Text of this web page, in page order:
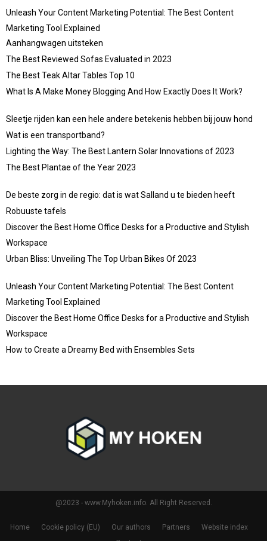
Unleash Your Content Marketing Potential: The Best Content
Marketing Tool Explained
Aanhangwagen uitsteken
The Best Reviewed Sofas Evaluated in 2023
The Best Teak Altar Tables Top 10
What Is A Make Money Blogging And How Exactly Does It Work?
Sleetje rijden kan een hele andere betekenis hebben bij jouw hond
Wat is een transportband?
Lighting the Way: The Best Lantern Solar Innovations of 2023
The Best Plantae of the Year 2023
De beste zorg in de regio: dat is wat Salland u te bieden heeft
Robuuste tafels
Discover the Best Home Office Desks for a Productive and Stylish
Workspace
Urban Bliss: Unveiling The Top Urban Bikes Of 2023
Unleash Your Content Marketing Potential: The Best Content
Marketing Tool Explained
Discover the Best Home Office Desks for a Productive and Stylish
Workspace
How to Create a Dreamy Bed with Ensembles Sets
@2023 - www.Myhoken.info. All Right Reserved.
Home Cookie policy (EU) Our authors Partners
Website index